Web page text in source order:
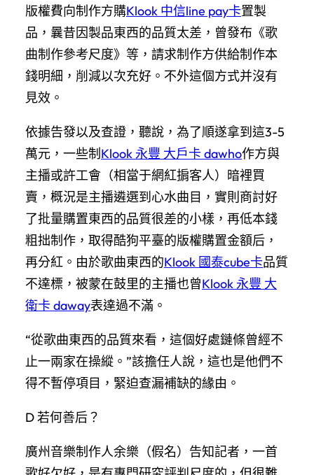
版權費向制作方購Klook 中信line pay卡置製
品，曩昔因製品東西的品質太差，曾發布《歌
曲制作參考尺度》等，請求制作方供給制作本
錢明細，削減以次充好。不外這個方式并沒有
見效。
依據告發以及查證，聽說，為了順遂拿到這3-5
萬元，一些制 Klook 永豐 大戶卡 dawho作方與
主播或許工會（相當于網紅掮客人）暗裡買
賣，概況是主播遴選到心水曲目，實則商討好
了批量購置東西的品質很差的小樣，再低本錢
粗拙制作，取得酷狗平臺的版權購置金額后，
再分紅。由於歌曲東西的Klook 國泰cube卡品質
不達標，被蒙在鼓里的主播也曾Klook 永豐 大
衛卡 daway表達過不滿。
“從歌曲東西的品質來看，這個好處鏈條曾經不
止一兩家在操縱。”該擔任人說，這也是他們不
得不暫停項目，緊迫查漏補缺的緣由。
D 若何善后？
廣州音樂制作人余樂（假名）告知記者，一首